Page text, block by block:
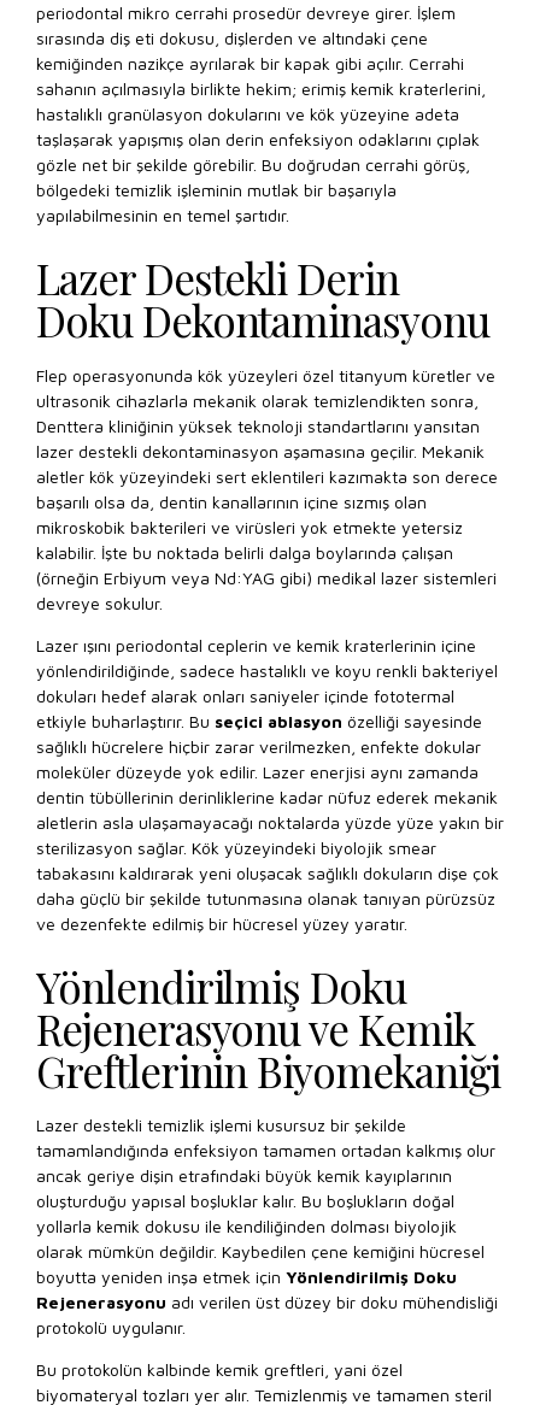
periodontal mikro cerrahi prosedür devreye girer. İşlem
sırasında diş eti dokusu, dişlerden ve altındaki çene
kemiğinden nazikçe ayrılarak bir kapak gibi açılır. Cerrahi
sahanın açılmasıyla birlikte hekim; erimiş kemik kraterlerini,
hastalıklı granülasyon dokularını ve kök yüzeyine adeta
taşlaşarak yapışmış olan derin enfeksiyon odaklarını çıplak
gözle net bir şekilde görebilir. Bu doğrudan cerrahi görüş,
bölgedeki temizlik işleminin mutlak bir başarıyla
yapılabilmesinin en temel şartıdır.
Lazer Destekli Derin
Doku Dekontaminasyonu
Flep operasyonunda kök yüzeyleri özel titanyum küretler ve
ultrasonik cihazlarla mekanik olarak temizlendikten sonra,
Denttera kliniğinin yüksek teknoloji standartlarını yansıtan
lazer destekli dekontaminasyon aşamasına geçilir. Mekanik
aletler kök yüzeyindeki sert eklentileri kazımakta son derece
başarılı olsa da, dentin kanallarının içine sızmış olan
mikroskobik bakterileri ve virüsleri yok etmekte yetersiz
kalabilir. İşte bu noktada belirli dalga boylarında çalışan
(örneğin Erbiyum veya Nd:YAG gibi) medikal lazer sistemleri
devreye sokulur.
Lazer ışını periodontal ceplerin ve kemik kraterlerinin içine
yönlendirildiğinde, sadece hastalıklı ve koyu renkli bakteriyel
dokuları hedef alarak onları saniyeler içinde fototermal
etkiyle buharlaştırır. Bu seçici ablasyon özelliği sayesinde
sağlıklı hücrelere hiçbir zarar verilmezken, enfekte dokular
moleküler düzeyde yok edilir. Lazer enerjisi aynı zamanda
dentin tübüllerinin derinliklerine kadar nüfuz ederek mekanik
aletlerin asla ulaşamayacağı noktalarda yüzde yüze yakın bir
sterilizasyon sağlar. Kök yüzeyindeki biyolojik smear
tabakasını kaldırarak yeni oluşacak sağlıklı dokuların dişe çok
daha güçlü bir şekilde tutunmasına olanak tanıyan pürüzsüz
ve dezenfekte edilmiş bir hücresel yüzey yaratır.
Yönlendirilmiş Doku
Rejenerasyonu ve Kemik
Greftlerinin Biyomekaniği
Lazer destekli temizlik işlemi kusursuz bir şekilde
tamamlandığında enfeksiyon tamamen ortadan kalkmış olur
ancak geriye dişin etrafındaki büyük kemik kayıplarının
oluşturduğu yapısal boşluklar kalır. Bu boşlukların doğal
yollarla kemik dokusu ile kendiliğinden dolması biyolojik
olarak mümkün değildir. Kaybedilen çene kemiğini hücresel
boyutta yeniden inşa etmek için Yönlendirilmiş Doku
Rejenerasyonu adı verilen üst düzey bir doku mühendisliği
protokolü uygulanır.
Bu protokolün kalbinde kemik greftleri, yani özel
biyomateryal tozları yer alır. Temizlenmiş ve tamamen steril